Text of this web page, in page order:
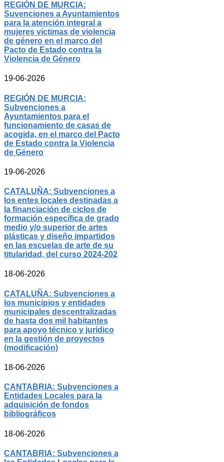
REGIÓN DE MURCIA:
Suvenciones a Ayuntamientos
para la atención integral a
mujeres víctimas de violencia
de género en el marco del
Pacto de Estado contra la
Violencia de Género
19-06-2026
REGIÓN DE MURCIA:
Subvenciones a
Ayuntamientos para el
funcionamiento de casas de
acogida, en el marco del Pacto
de Estado contra la Violencia
de Género
19-06-2026
CATALUÑA: Subvenciones a
los entes locales destinadas a
la financiación de ciclos de
formación específica de grado
medio y/o superior de artes
plásticas y diseño impartidos
en las escuelas de arte de su
titularidad, del curso 2024-202
18-06-2026
CATALUÑA: Subvenciones a
los municipios y entidades
municipales descentralizadas
de hasta dos mil habitantes
para apoyo técnico y jurídico
en la gestión de proyectos
(modificación)
18-06-2026
CANTABRIA: Subvenciones a
Entidades Locales para la
adquisición de fondos
bibliográficos
18-06-2026
CANTABRIA: Subvenciones a